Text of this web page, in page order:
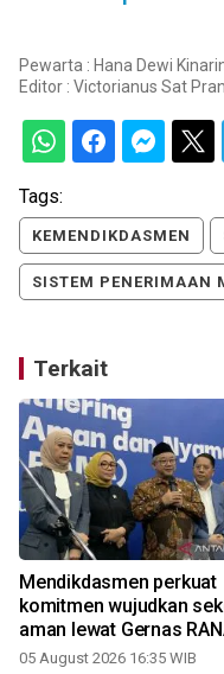
Pewarta : Hana Dewi
Editor : Victorianus Sat
Tags:
KEMENDIKDASMEN
SISTEM PENERIMAAN
Terkait
Mendikdasmen perkuat
komitmen wujudkan
aman lewat Gernas
05 August 2026 16:35 WIB